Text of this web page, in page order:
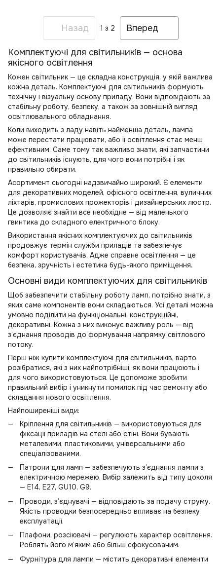
Назад 1 з 2 Вперед
Комплектуючі для світильників — основа
якісного освітлення
Кожен світильник — це складна конструкція, у якій важлива
кожна деталь. Комплектуючі для світильників формують
технічну і візуальну основу приладу. Вони відповідають за
стабільну роботу, безпеку, а також за зовнішній вигляд
освітлювального обладнання.
Коли виходить з ладу навіть найменша деталь, лампа
може перестати працювати, або її освітлення стає менш
ефективним. Саме тому так важливо знати, які запчастини
до світильників існують, для чого вони потрібні і як
правильно обирати.
Асортимент сьогодні надзвичайно широкий. Є елементи
для декоративних моделей, офісного освітлення, вуличних
ліхтарів, промислових прожекторів і дизайнерських люстр.
Це дозволяє знайти все необхідне — від маленького
гвинтика до складного електричного блоку.
Використання якісних комплектуючих до світильників
продовжує термін служби приладів та забезпечує
комфорт користувачів. Адже справне освітлення — це
безпека, зручність і естетика будь-якого приміщення.
Основні види комплектуючих для світильників
Щоб забезпечити стабільну роботу ламп, потрібно знати, з
яких саме компонентів вони складаються. Усі деталі можна
умовно поділити на функціональні, конструкційні,
декоративні. Кожна з них виконує важливу роль — від
з’єднання проводів до формування напрямку світлового
потоку.
Перш ніж купити комплектуючі для світильників, варто
розібратися, які з них найпотрібніші, як вони працюють і
для чого використовуються. Це допоможе зробити
правильний вибір і уникнути помилок під час ремонту або
складання нового освітлення.
Найпоширеніші види:
Кріплення для світильників — використовуються для
фіксації приладів на стелі або стіні. Вони бувають
металевими, пластиковими, універсальними або
спеціалізованими.
Патрони для ламп — забезпечують з’єднання лампи з
електричною мережею. Вибір залежить від типу цоколя
— E14, E27, GU10, G9.
Проводи, з’єднувачі — відповідають за подачу струму.
Якість проводки безпосередньо впливає на безпеку
експлуатації.
Плафони, розсіювачі — регулюють характер освітлення.
Роблять його м’яким або більш сфокусованим.
Фурнітура для лампи — містить декоративні елементи